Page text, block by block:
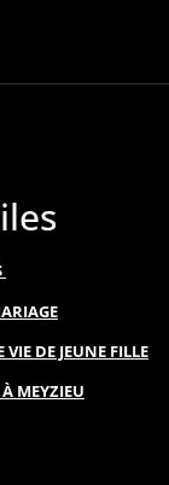
DE JEUNE FILLE
MEYZIEU